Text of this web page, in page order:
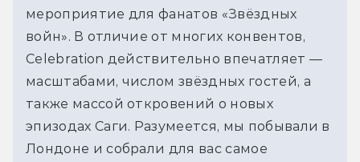
мероприятие для фанатов «Звёздных
войн». В отличие от многих конвентов,
Celebration действительно впечатляет —
масштабами, числом звёздных гостей, а
также массой откровений о новых
эпизодах Саги. Разумеется, мы побывали в
Лондоне и собрали для вас самое